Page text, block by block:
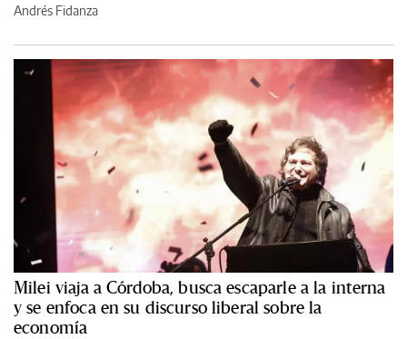
Andrés Fidanza
Milei viaja a Córdoba, busca escaparle a la interna
y se enfoca en su discurso liberal sobre la
economía